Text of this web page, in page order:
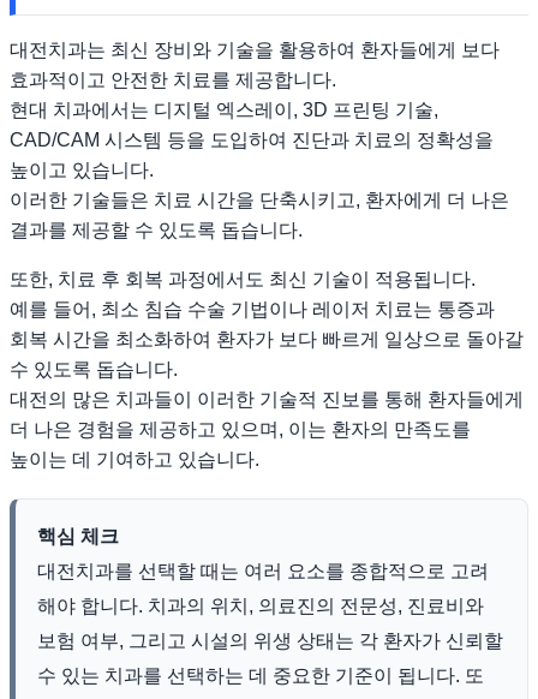
대전치과는 최신 장비와 기술을 활용하여 환자들에게 보다
효과적이고 안전한 치료를 제공합니다.
현대 치과에서는 디지털 엑스레이, 3D 프린팅 기술,
CAD/CAM 시스템 등을 도입하여 진단과 치료의 정확성을
높이고 있습니다.
이러한 기술들은 치료 시간을 단축시키고, 환자에게 더 나은
결과를 제공할 수 있도록 돕습니다.
또한, 치료 후 회복 과정에서도 최신 기술이 적용됩니다.
예를 들어, 최소 침습 수술 기법이나 레이저 치료는 통증과
회복 시간을 최소화하여 환자가 보다 빠르게 일상으로 돌아갈
수 있도록 돕습니다.
대전의 많은 치과들이 이러한 기술적 진보를 통해 환자들에게
더 나은 경험을 제공하고 있으며, 이는 환자의 만족도를
높이는 데 기여하고 있습니다.
핵심 체크
대전치과를 선택할 때는 여러 요소를 종합적으로 고려
해야 합니다. 치과의 위치, 의료진의 전문성, 진료비와
보험 여부, 그리고 시설의 위생 상태는 각 환자가 신뢰할
수 있는 치과를 선택하는 데 중요한 기준이 됩니다. 또